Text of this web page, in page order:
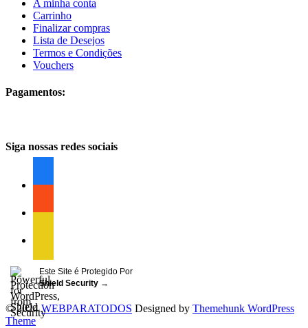
A minha conta
Carrinho
Finalizar compras
Lista de Desejos
Termos e Condições
Vouchers
Pagamentos:
Siga nossas redes sociais
Este Site é Protegido Por
Shield Security →
© 2024WEBPARATODOS Designed by Themehunk WordPress
Theme